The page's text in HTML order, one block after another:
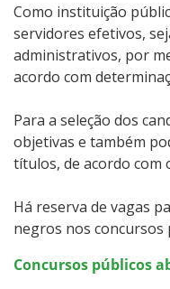
Como instituição
servidores efetivos,
administrativos, por
acordo com
Para a seleção dos
objetivas e também
títulos, de acordo com
Há reserva de vagas
negros nos concursos
Concursos públicos